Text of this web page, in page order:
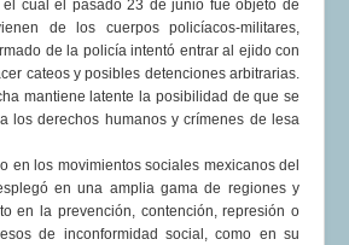
el cual el pasado 23 de junio fue objeto de
de los cuerpos policíacos-militares,
de la policía intentó entrar al ejido con
cateos y posibles detenciones arbitrarias.
mantiene latente la posibilidad de que se
los derechos humanos y crímenes de lesa
en los movimientos sociales mexicanos del
en una amplia gama de regiones y
en la prevención, contención, represión o
de inconformidad social, como en su